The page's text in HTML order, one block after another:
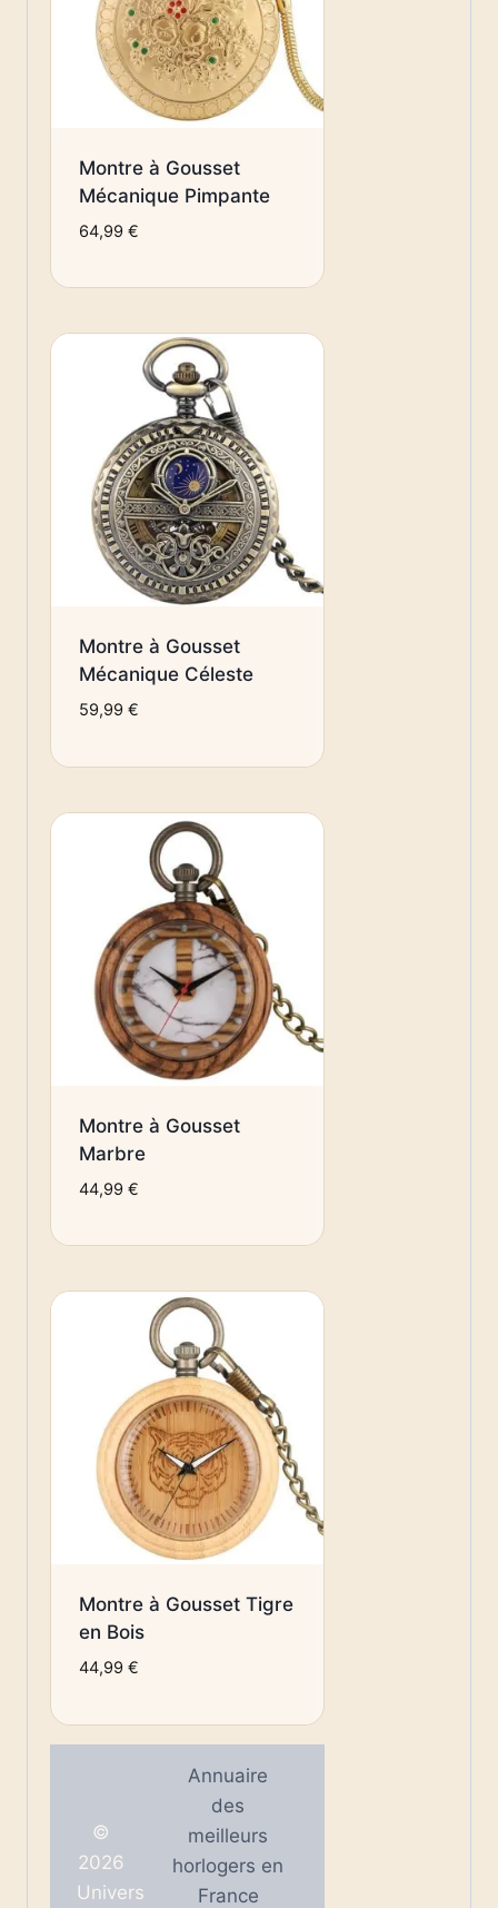
Montre à Gousset
Mécanique Pimpante
64,99 €
Montre à Gousset
Mécanique Céleste
59,99 €
Montre à Gousset
Marbre
44,99 €
Montre à Gousset Tigre
en Bois
44,99 €
©
2026
Univers
Annuaire
des
meilleurs
horlogers en
France